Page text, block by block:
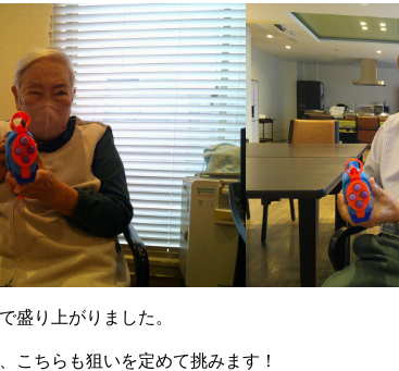
盛り上がりました。
こちらも狙いを定めて挑みます！